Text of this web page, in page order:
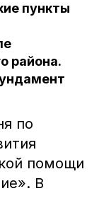
пункты
района.
по
помощи
В